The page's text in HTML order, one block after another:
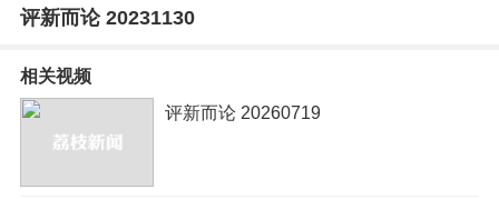
评新而论 20231130
相关视频
评新而论 20260719